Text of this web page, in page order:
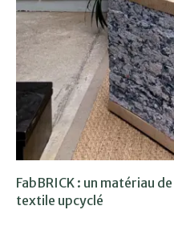
FabBRICK : un matériau
textile upcyclé